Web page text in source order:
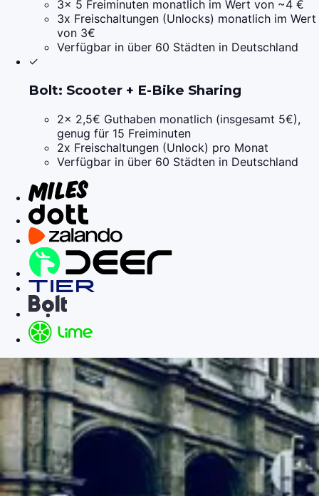
3x 5 Freiminuten monatlich im Wert von ~4 €
3x Freischaltungen (Unlocks) monatlich im Wert
von 3€
Verfügbar in über 60 Städten in Deutschland
✓
Bolt: Scooter + E-Bike Sharing
2x 2,5€ Guthaben monatlich (insgesamt 5€),
genug für 15 Freiminuten
2x Freischaltungen (Unlock) pro Monat
Verfügbar in über 60 Städten in Deutschland